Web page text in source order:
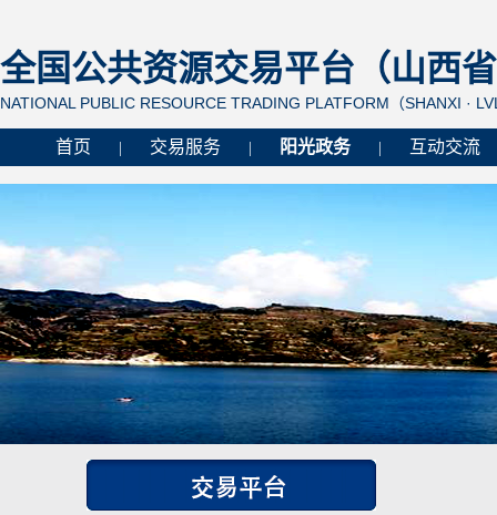
全国公共资源交易平台（山西
NATIONAL PUBLIC RESOURCE TRADING PLATFORM（SHANXI ·
首页 交易服务 阳光政务 互动交流